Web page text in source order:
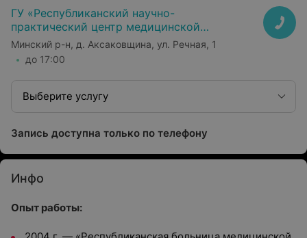
ГУ «Республиканский научно-
практический центр медицинской
экспертизы и реабилитаци»
Минский р-н, д. Аксаковщина, ул. Речная, 1
до 17:00
Выберите услугу
Запись доступна только по телефону
Инфо
Опыт работы: